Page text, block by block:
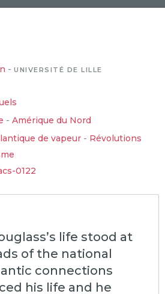
- UNIVERSITÉ DE LILLE
- Amérique du Nord
de vapeur- Révolutions
0122
life stood at
of the national
connections
his life and he